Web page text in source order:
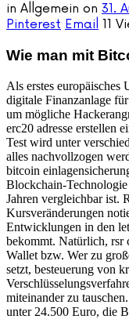
in Allgemein on 31.
Pinterest Email 11
Wie man mit
Als erstes
digitale Finanzanlage
um mögliche
erc20 adresse erstellen
Test wird unter
alles nachvollzogen
bitcoin
Blockchain-
Jahren vergleichbar ist.
Kursveränderungen
Entwicklungen in den
bekommt. Natürlich, rsr
Wallet bzw. Wer zu
setzt, besteuerung von
miteinander zu
unter 24.500 Euro, die